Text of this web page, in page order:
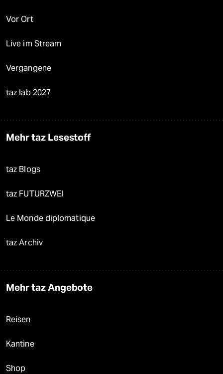
Vor Ort
Live im Stream
Vergangene
taz lab 2027
Mehr taz Lesestoff
taz Blogs
taz FUTURZWEI
Le Monde diplomatique
taz Archiv
Mehr taz Angebote
Reisen
Kantine
Shop